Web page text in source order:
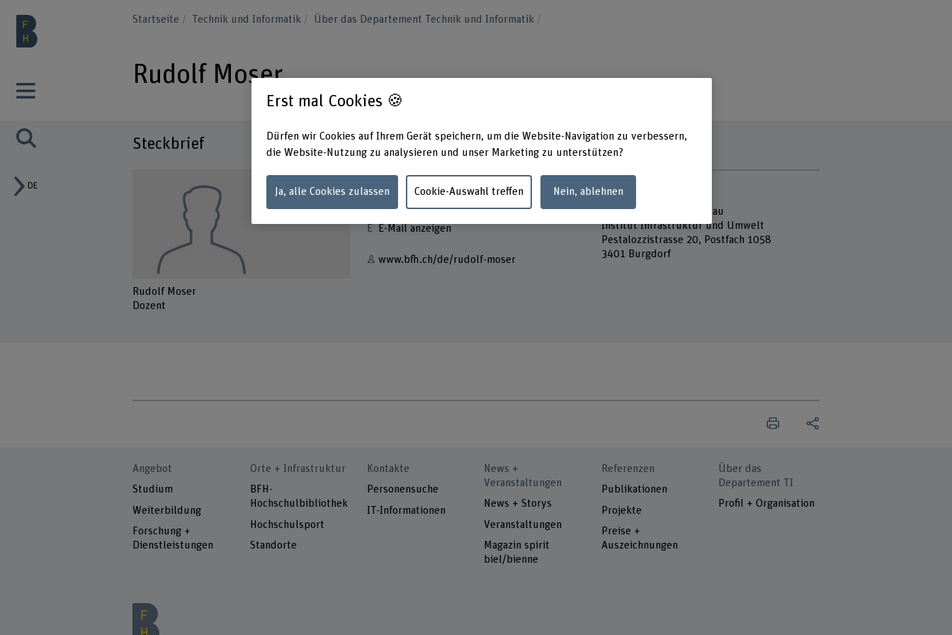
DE
Startseite Technik und Informatik Über das Departement Technik und Informatik
Rudolf Moser
Steckbrief
Rudolf Moser
Dozent
+41 31 848 56 90
E-Mail anzeigen
www.bfh.ch/de/rudolf-moser
Berner Fachhochschule
Architektur, Holz und Bau
Institut Infrastruktur und Umwelt
Pestalozzistrasse 20, Postfach 1058
3401 Burgdorf
Angebot
Studium
Weiterbildung
Forschung +
Dienstleistungen
Orte + Infrastruktur
BFH-
Hochschulbibliothek
Hochschulsport
Standorte
Kontakte
Personensuche
IT-Informationen
News +
Veranstaltungen
News + Storys
Veranstaltungen
Magazin spirit
biel/bienne
Referenzen
Publikationen
Projekte
Preise +
Auszeichnungen
Über das
Departement TI
Profil + Organisation
Erst mal Cookies 🍪
Dürfen wir Cookies auf Ihrem Gerät speichern, um die Website-Navigation zu verbessern,
die Website-Nutzung zu analysieren und unser Marketing zu unterstützen?
Ja, alle Cookies zulassen Cookie-Auswahl treffen Nein, ablehnen